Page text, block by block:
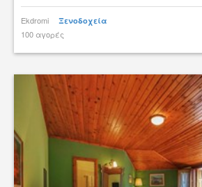
Ekdromi Ξενοδοχεία
100 αγορές
tsibato